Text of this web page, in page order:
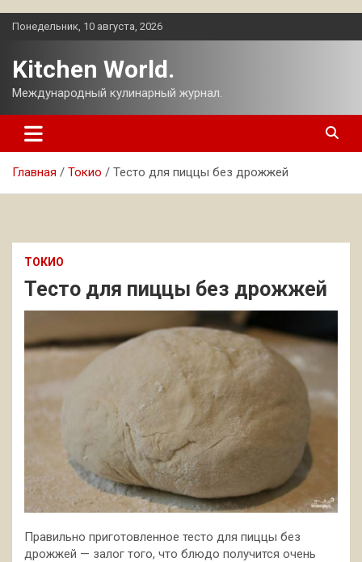
Перейти
Понедельник, 10 августа, 2026
Kitchen World.
Международный кулинарный журнал.
Главная Токио Тесто для пиццы без дрожжей
ТОКИО
Тесто для пиццы без дрожжей
Правильно приготовленное тесто для пиццы без
дрожжей — залог того, что блюдо получится очень